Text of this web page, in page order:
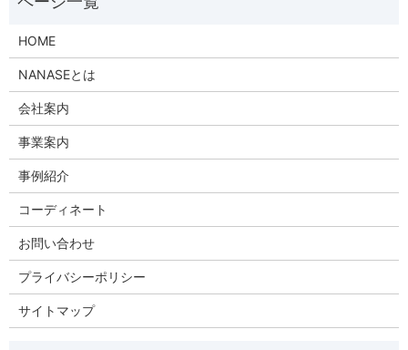
HOME
NANASEとは
会社案内
事業案内
事例紹介
コーディネート
お問い合わせ
プライバシーポリシー
サイトマップ